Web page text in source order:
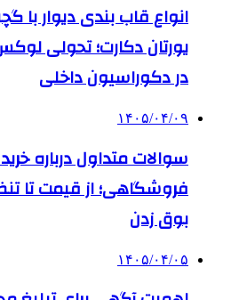
انواع قاب بندی دیوار با
یورتان دکارت؛ تحولی
در دکوراسیون داخلی
۱۴۰۵/۰۴/۰۹
سوالات متداول درباره
فروشگاهی؛ از قیمت تا
بوق زدن
۱۴۰۵/۰۴/۰۵